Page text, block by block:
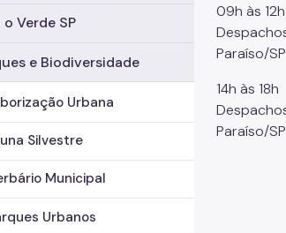
Verde SP
e Biodiversidade
Urbana
Silvestre
Municipal
Urbanos
09h às 12h
Paraíso/SP
14h às 18h
Paraíso/SP